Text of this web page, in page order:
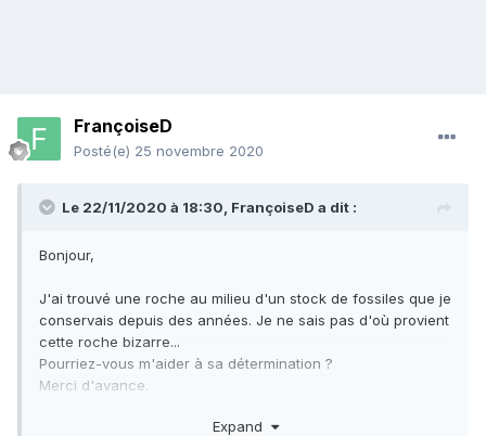
FrançoiseD
Posté(e) 25 novembre 2020
Le 22/11/2020 à 18:30, FrançoiseD a dit :
Bonjour,
J'ai trouvé une roche au milieu d'un stock de fossiles que je
conservais depuis des années. Je ne sais pas d'où provient
cette roche bizarre...
Pourriez-vous m'aider à sa détermination ?
Merci d'avance.
Expand